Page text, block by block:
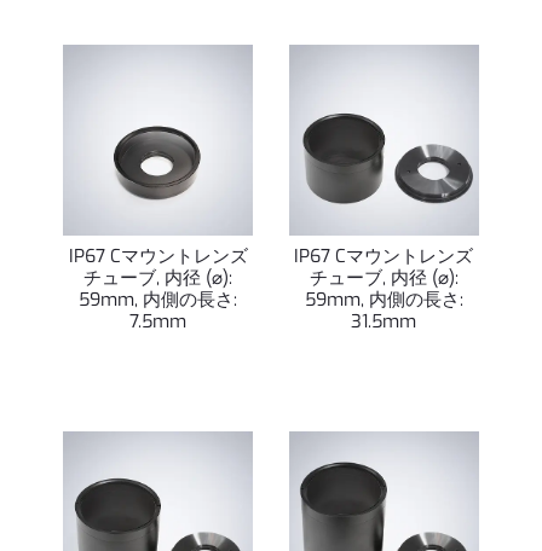
IP67 Cマウントレンズ
チューブ, 内径 (⌀):
59mm, 内側の長さ:
7.5mm
IP67 Cマウントレンズ
チューブ, 内径 (⌀):
59mm, 内側の長さ:
31.5mm